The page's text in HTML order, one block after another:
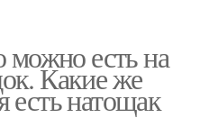
можно есть на
Какие же
есть натощак